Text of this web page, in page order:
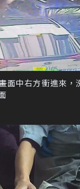
面中右方衝進來，